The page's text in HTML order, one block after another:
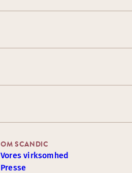
OM SCANDIC
Vores virksomhed
Presse